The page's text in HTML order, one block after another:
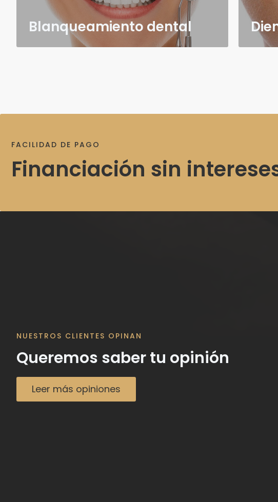
Blanqueamiento dental
FACILIDAD DE PAGO
Financiación sin
NUESTROS CLIENTES OPINAN
Queremos saber tu opinión
Leer más opiniones